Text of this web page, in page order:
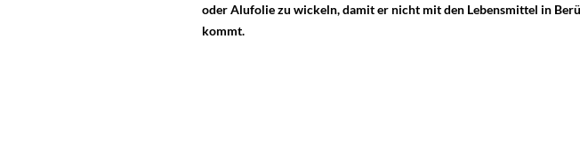
oder Alufolie zu wickeln, damit er nicht mit den Lebensmittel in
kommt.